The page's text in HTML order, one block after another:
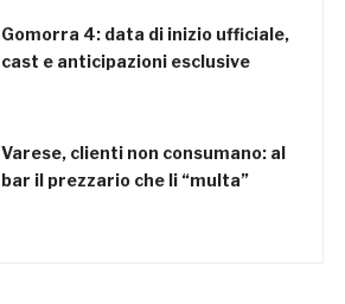
Gomorra 4: data di inizio ufficiale,
cast e anticipazioni esclusive
Varese, clienti non consumano: al
bar il prezzario che li “multa”